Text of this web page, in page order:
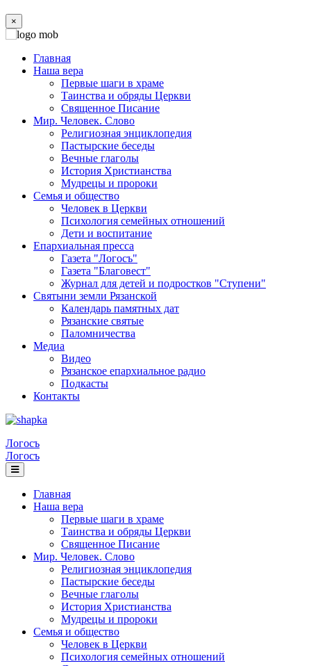
×
Главная
Наша вера
Первые шаги в храме
Таинства и обряды Церкви
Священное Писание
Мир. Человек. Слово
Религиозная энциклопедия
Пастырские беседы
Вечные глаголы
История Христианства
Мудрецы и пророки
Семья и общество
Человек в Церкви
Психология семейных отношений
Дети и воспитание
Епархиальная пресса
Газета "Логосъ"
Газета "Благовест"
Журнал для детей и подростков "Ступени"
Святыни земли Рязанской
Календарь памятных дат
Рязанские святые
Паломничества
Медиа
Видео
Рязанское епархиальное радио
Подкасты
Контакты
Логосъ
Логосъ
Главная
Наша вера
Первые шаги в храме
Таинства и обряды Церкви
Священное Писание
Мир. Человек. Слово
Религиозная энциклопедия
Пастырские беседы
Вечные глаголы
История Христианства
Мудрецы и пророки
Семья и общество
Человек в Церкви
Психология семейных отношений